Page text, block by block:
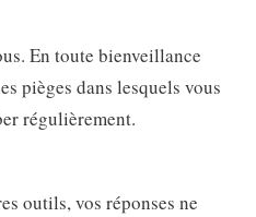
En toute bienveillance
pièges dans lesquels vous
régulièrement.
outils, vos réponses ne